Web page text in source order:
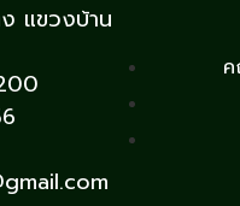
แขวงบ้าน